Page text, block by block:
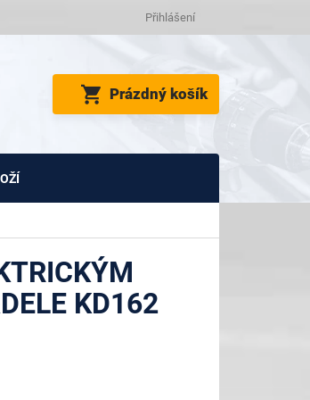
Přihlášení
NÁKUPNÍ
KOŠÍK
Prázdný košík
KD162